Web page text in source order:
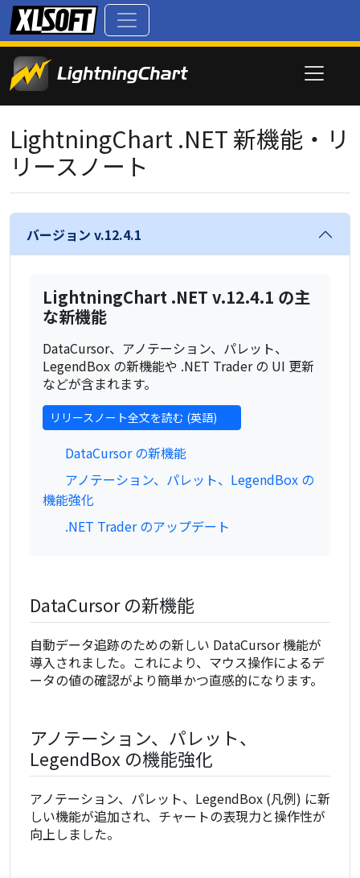
LightningChart .NET 新機能・リ
リースノート
バージョン v.12.4.1
LightningChart .NET v.12.4.1 の主
な新機能
DataCursor、アノテーション、パレット、
LegendBox の新機能や .NET Trader の UI 更新
などが含まれます。
リリースノート全文を読む (英語)
DataCursor の新機能
アノテーション、パレット、LegendBox の
機能強化
.NET Trader のアップデート
DataCursor の新機能
自動データ追跡のための新しい DataCursor 機能が
導入されました。これにより、マウス操作によるデ
ータの値の確認がより簡単かつ直感的になります。
アノテーション、パレット、
LegendBox の機能強化
アノテーション、パレット、LegendBox (凡例) に新
しい機能が追加され、チャートの表現力と操作性が
向上しました。